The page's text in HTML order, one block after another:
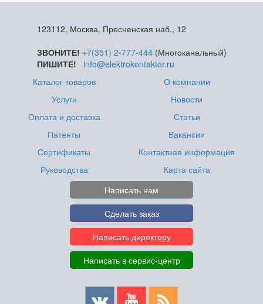
123112, Москва, Пресненская наб., 12
ЗВОНИТЕ! +7(351) 2-777-444(Многоканальный)
ПИШИТЕ!
info@elektrokontaktor.ru
Каталог товаров
Услуги
Оплата и доставка
Патенты
Сертификаты
Руководства
О компании
Новости
Статьи
Вакансии
Контактная информация
Карта сайта
Написать нам
Сделать заказ
Написать директору
Написать в сервис-центр